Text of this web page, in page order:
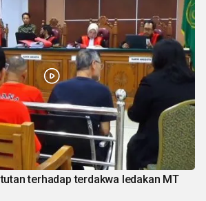
terhadap terdakwa ledakan MT